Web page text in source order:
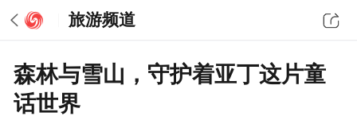
旅游频道
森林与雪山，守护着亚丁这片童
话世界